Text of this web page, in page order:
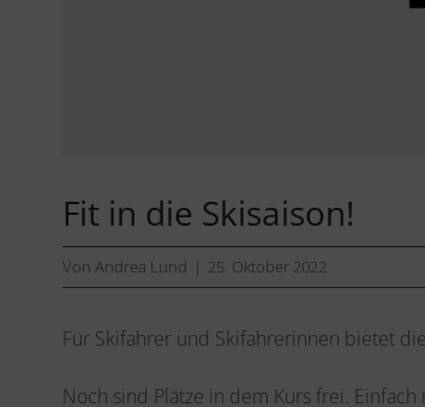
Fit in die Skisaison!
Von Andrea Lund | 25. Oktober 2022
Für Skifahrer und Skifahrerinnen bietet
Noch sind Plätze in dem Kurs frei.